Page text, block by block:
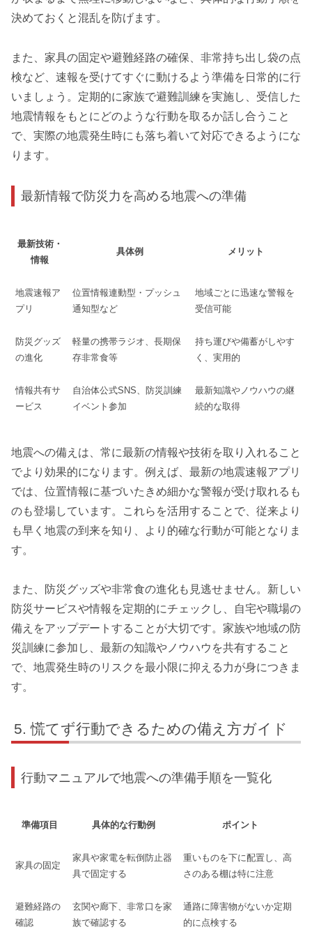
決めておくと混乱を防げます。
また、家具の固定や避難経路の確保、非常持ち出し袋の点
検など、速報を受けてすぐに動けるよう準備を日常的に行
いましょう。定期的に家族で避難訓練を実施し、受信した
地震情報をもとにどのような行動を取るか話し合うこと
で、実際の地震発生時にも落ち着いて対応できるようにな
ります。
最新情報で防災力を高める地震への準備
最新技術・
情報
具体例 メリット
地震速報ア
プリ
位置情報連動型・プッシュ
通知型など
地域ごとに迅速な警報を
受信可能
防災グッズ
の進化
軽量の携帯ラジオ、長期保
存非常食等
持ち運びや備蓄がしやす
く、実用的
情報共有サ
ービス
自治体公式SNS、防災訓練
イベント参加
最新知識やノウハウの継
続的な取得
地震への備えは、常に最新の情報や技術を取り入れること
でより効果的になります。例えば、最新の地震速報アプリ
では、位置情報に基づいたきめ細かな警報が受け取れるも
のも登場しています。これらを活用することで、従来より
も早く地震の到来を知り、より的確な行動が可能となりま
す。
また、防災グッズや非常食の進化も見逃せません。新しい
防災サービスや情報を定期的にチェックし、自宅や職場の
備えをアップデートすることが大切です。家族や地域の防
災訓練に参加し、最新の知識やノウハウを共有すること
で、地震発生時のリスクを最小限に抑える力が身につきま
す。
慌てず行動できるための備え方ガイド
行動マニュアルで地震への準備手順を一覧化
準備項目 具体的な行動例 ポイント
家具の固定
家具や家電を転倒防止器
具で固定する
重いものを下に配置し、高
さのある棚は特に注意
避難経路の
確認
玄関や廊下、非常口を家
族で確認する
通路に障害物がないか定期
的に点検する